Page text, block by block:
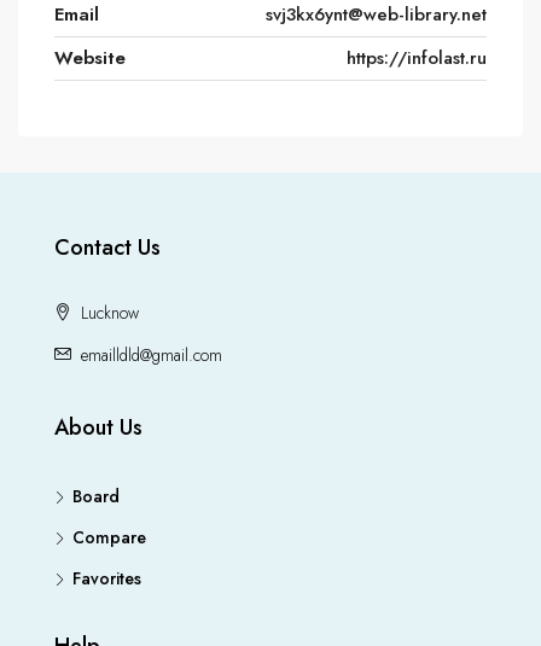
Email
svj3kx6ynt@web-library.net
Website
https://infolast.ru
Contact Us
Lucknow
emailldld@gmail.com
About Us
Board
Compare
Favorites